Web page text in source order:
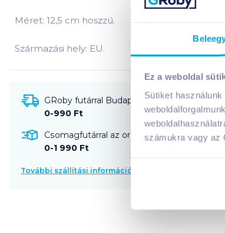
Ez a weboldal
Sütiket
számukra vagy az
Méret: 12,5 cm hoszzú.
Származási hely: EU.
GRoby futárral Budapestre és környékére
0-990 Ft
Csomagfutárral az ország egész területére
0-1 990 Ft
További szállítási információk